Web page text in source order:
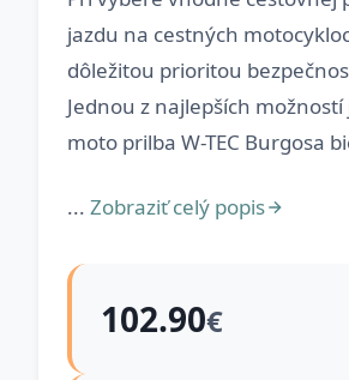
jazdu na cestných
dôležitou prioritou
Jednou z najlepších
moto prilba W-TEC Burgosa
... Zobraziť celý popis
102.90€